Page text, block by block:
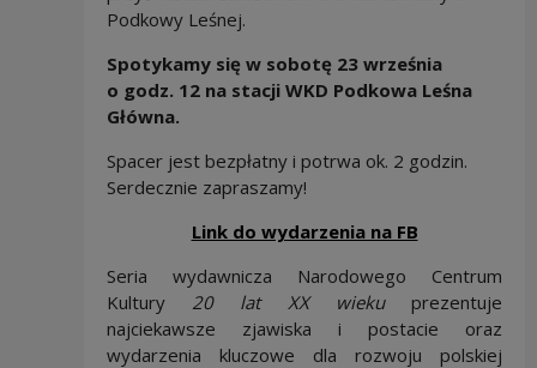
Podkowy Leśnej.
Spotykamy się w sobotę 23 września
o godz. 12 na stacji WKD Podkowa Leśna
Główna.
Spacer jest bezpłatny i potrwa ok. 2 godzin.
Serdecznie zapraszamy!
Link do wydarzenia na FB
Seria wydawnicza Narodowego Centrum
Kultury 20 lat XX wiekuprezentuje
najciekawsze zjawiska i postacie oraz
wydarzenia kluczowe dla rozwoju polskiej